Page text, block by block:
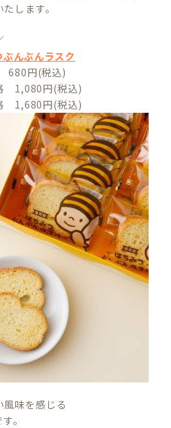
します。
ぶんぶんラスク
680円(税込)
1,080円(税込)
1,680円(税込)
風味を感じる
。